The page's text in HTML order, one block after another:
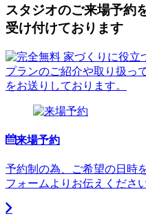
スタジオのご来場予約
受け付けております
来場予約
予約制の為、ご希望の日時
フォームよりお伝えください